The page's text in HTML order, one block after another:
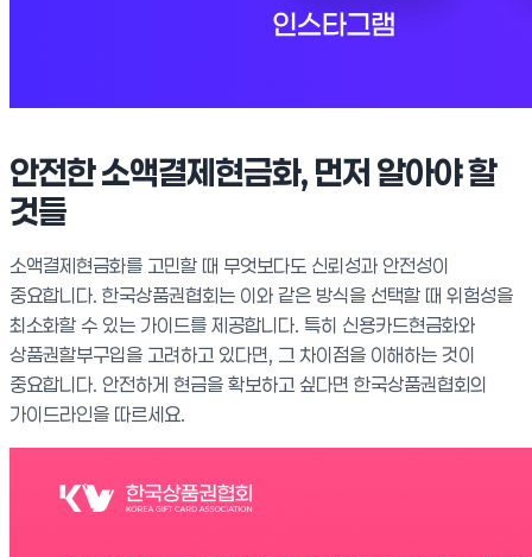
안전한 소액결제현금화, 먼저 알아야 할
것들
소액결제현금화를 고민할 때 무엇보다도 신뢰성과 안전성이
중요합니다. 한국상품권협회는 이와 같은 방식을 선택할 때 위험성을
최소화할 수 있는 가이드를 제공합니다. 특히 신용카드현금화와
상품권할부구입을 고려하고 있다면, 그 차이점을 이해하는 것이
중요합니다. 안전하게 현금을 확보하고 싶다면 한국상품권협회의
가이드라인을 따르세요.